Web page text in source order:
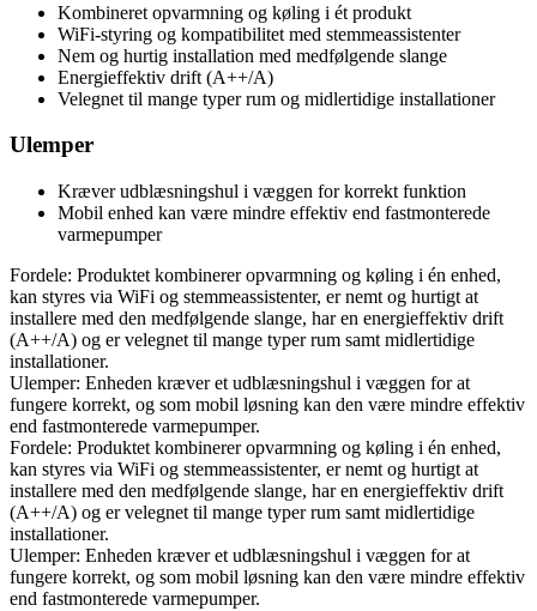
Kombineret opvarmning og køling i ét produkt
WiFi-styring og kompatibilitet med stemmeassistenter
Nem og hurtig installation med medfølgende slange
Energieffektiv drift (A++/A)
Velegnet til mange typer rum og midlertidige installationer
Ulemper
Kræver udblæsningshul i væggen for korrekt funktion
Mobil enhed kan være mindre effektiv end fastmonterede
varmepumper
Fordele: Produktet kombinerer opvarmning og køling i én enhed,
kan styres via WiFi og stemmeassistenter, er nemt og hurtigt at
installere med den medfølgende slange, har en energieffektiv drift
(A++/A) og er velegnet til mange typer rum samt midlertidige
installationer.
Ulemper: Enheden kræver et udblæsningshul i væggen for at
fungere korrekt, og som mobil løsning kan den være mindre effektiv
end fastmonterede varmepumper.
Fordele: Produktet kombinerer opvarmning og køling i én enhed,
kan styres via WiFi og stemmeassistenter, er nemt og hurtigt at
installere med den medfølgende slange, har en energieffektiv drift
(A++/A) og er velegnet til mange typer rum samt midlertidige
installationer.
Ulemper: Enheden kræver et udblæsningshul i væggen for at
fungere korrekt, og som mobil løsning kan den være mindre effektiv
end fastmonterede varmepumper.